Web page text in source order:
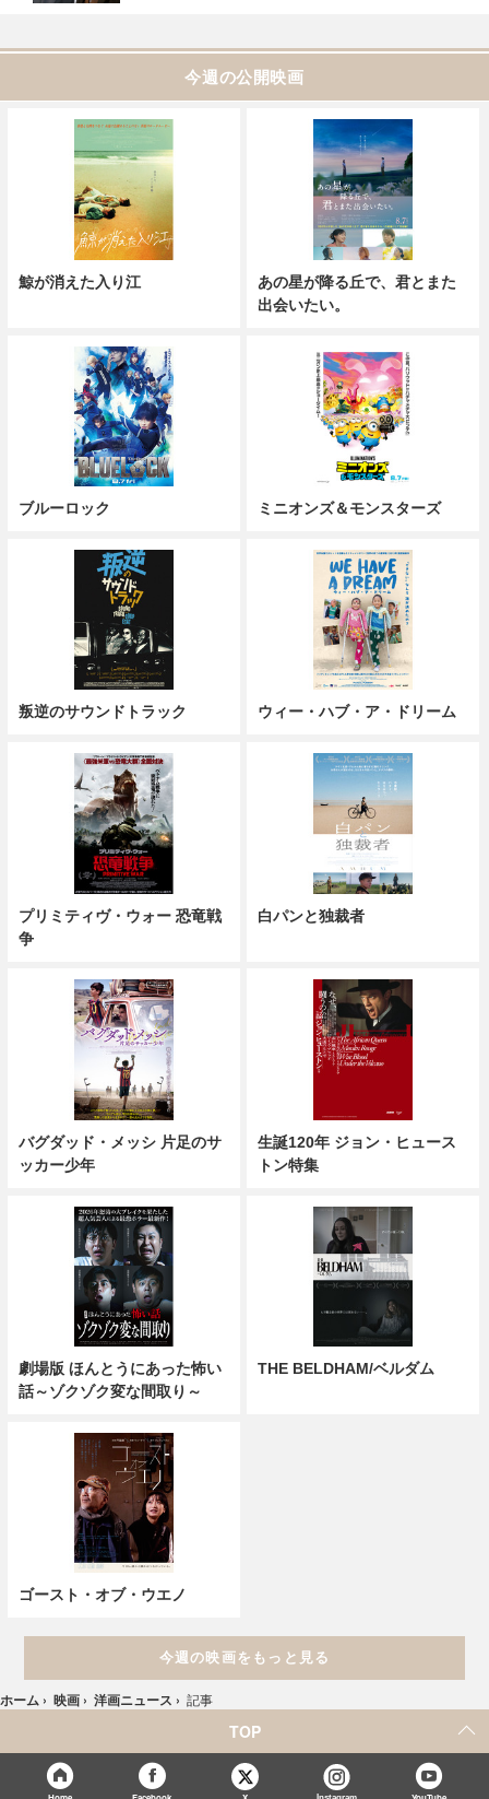
今週の公開映画
鯨が消えた入り江
あの星が降る丘で、君とまた
出会いたい。
ブルーロック ミニオンズ＆モンスターズ
叛逆のサウンドトラック ウィー・ハブ・ア・ドリーム
プリミティヴ・ウォー 恐竜戦
争
白パンと独裁者
バグダッド・メッシ 片足のサ
ッカー少年
生誕120年 ジョン・ヒュース
トン特集
劇場版 ほんとうにあった怖い
話～ゾクゾク変な間取り～
THE BELDHAM/ベルダム
ゴースト・オブ・ウエノ
今週の映画をもっと見る
ホーム › 映画 › 洋画ニュース › 記事
TOP
X